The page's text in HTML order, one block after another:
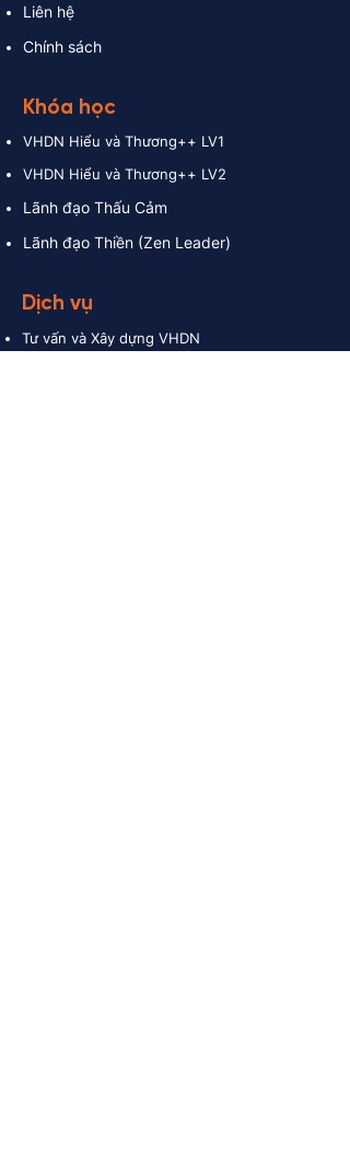
Liên hệ
Chính sách
Khóa học
VHDN Hiểu và Thương++ LV1
VHDN Hiểu và Thương++ LV2
Lãnh đạo Thấu Cảm
Lãnh đạo Thiền (Zen Leader)
Dịch vụ
Tư vấn và Xây dựng VHDN